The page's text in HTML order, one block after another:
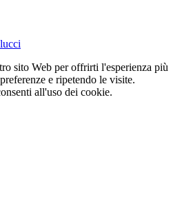
sito Web per offrirti l'esperienza più
e ripetendo le visite.
all'uso dei cookie.